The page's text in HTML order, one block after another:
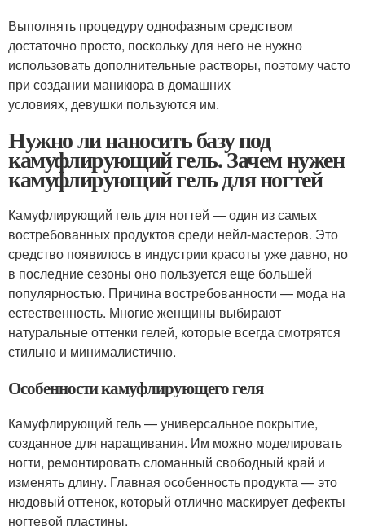
Выполнять процедуру однофазным средством
достаточно просто, поскольку для него не нужно
использовать дополнительные растворы, поэтому часто
при создании маникюра в домашних
условиях, девушки пользуются им.
Нужно ли наносить базу под
камуфлирующий гель. Зачем нужен
камуфлирующий гель для ногтей
Камуфлирующий гель для ногтей — один из самых
востребованных продуктов среди нейл-мастеров. Это
средство появилось в индустрии красоты уже давно, но
в последние сезоны оно пользуется еще большей
популярностью. Причина востребованности — мода на
естественность. Многие женщины выбирают
натуральные оттенки гелей, которые всегда смотрятся
стильно и минималистично.
Особенности камуфлирующего геля
Камуфлирующий гель — универсальное покрытие,
созданное для наращивания. Им можно моделировать
ногти, ремонтировать сломанный свободный край и
изменять длину. Главная особенность продукта — это
нюдовый оттенок, который отлично маскирует дефекты
ногтевой пластины.